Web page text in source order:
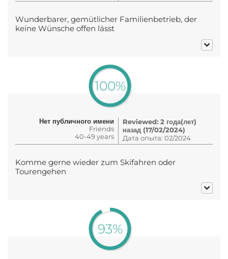
Wunderbarer, gemütlicher Familienbetrieb, der
keine Wünsche offen lässt
100%
Нет публичного имени
Friends
40-49 years
Reviewed: 2 года(лет)
назад (17/02/2024)
Дата опыта: 02/2024
Komme gerne wieder zum Skifahren oder
Tourengehen
93%